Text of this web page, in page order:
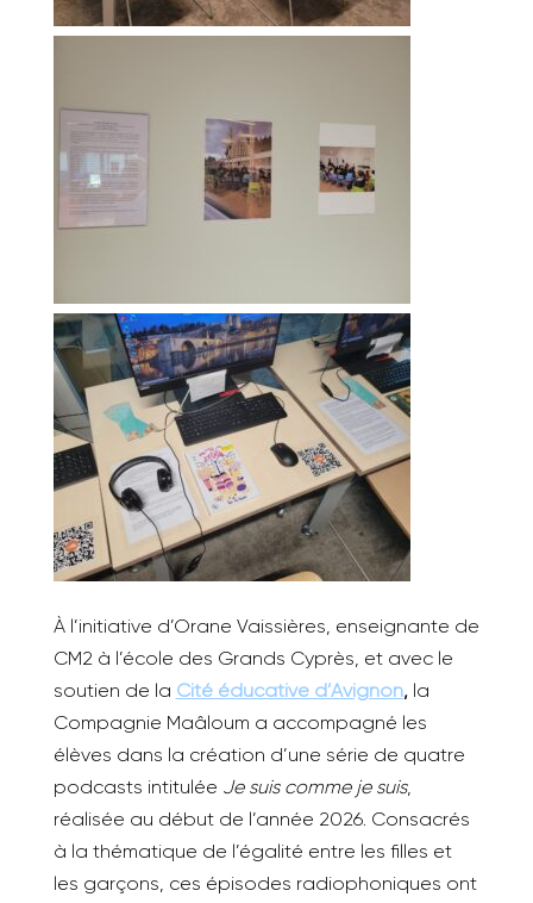
À l’initiative d’Orane Vaissières, enseignante de
CM2 à l’école des Grands Cyprès, et avec le
soutien de la Cité éducative d’Avignon,la
Compagnie Maâloum a accompagné les
élèves dans la création d’une série de quatre
podcasts intitulée Je suis comme je suis,
réalisée au début de l’année 2026. Consacrés
à la thématique de l’égalité entre les filles et
les garçons, ces épisodes radiophoniques ont